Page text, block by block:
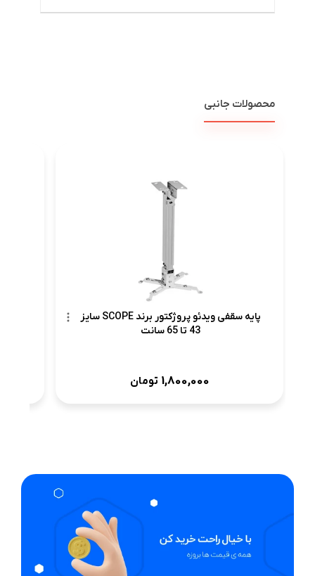
محصولات جانبی
پایه سقفی ویدئو پروژکتور برند SCOPE سایز
43 تا 65 سانت
1,800,000 تومان